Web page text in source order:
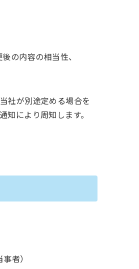
の内容の相当性、
社が別途定める場合を
により周知します。
者）